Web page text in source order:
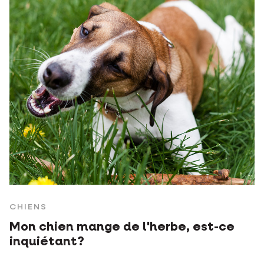
CHIENS
Mon chien mange de l'herbe, est-ce
inquiétant?